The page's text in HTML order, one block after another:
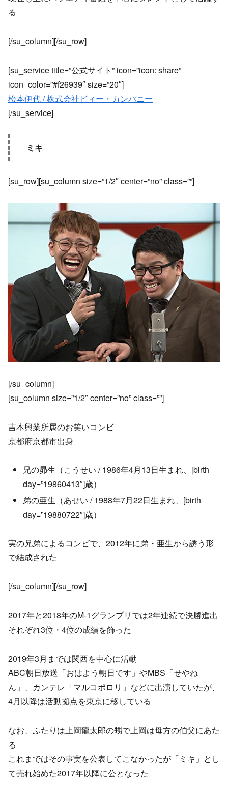
る
[/su_column][/su_row]
[su_service title=”公式サイト” icon=”icon: share”
icon_color=”#f26939″ size=”20″]
松本伊代 / 株式会社ビィー・カンパニー
[/su_service]
ミキ
[su_row][su_column size=”1/2″ center=”no” class=””]
[/su_column]
[su_column size=”1/2″ center=”no” class=””]
吉本興業所属のお笑いコンビ
京都府京都市出身
兄の昴生（こうせい / 1986年4月13日生まれ、[birth
day=”19860413″]歳）
弟の亜生（あせい / 1988年7月22日生まれ、[birth
day=”19880722″]歳）
実の兄弟によるコンビで、2012年に弟・亜生から誘う形
で結成された
[/su_column][/su_row]
2017年と2018年のM-1グランプリでは2年連続で決勝進出
それぞれ3位・4位の成績を飾った
2019年3月までは関西を中心に活動
ABC朝日放送「おはよう朝日です」やMBS「せやね
ん」、カンテレ「マルコポロリ」などに出演していたが、
4月以降は活動拠点を東京に移している
なお、ふたりは上岡龍太郎の甥で上岡は母方の伯父にあた
る
これまではその事実を公表してこなかったが「ミキ」とし
て売れ始めた2017年以降に公となった